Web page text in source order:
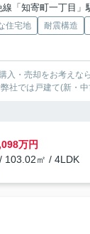
線「知寄町一丁目」
住宅地 耐震構造
入・売却をお考えな
社では戸建て(新・
万円
103.02㎡ / 4LDK